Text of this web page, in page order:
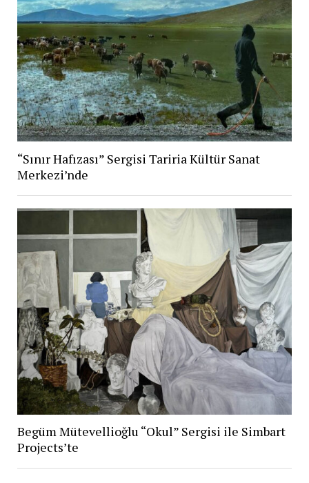
“Sınır Hafızası” Sergisi Tariria Kültür Sanat
Merkezi’nde
Begüm Mütevellioğlu “Okul” Sergisi ile Simbart
Projects’te